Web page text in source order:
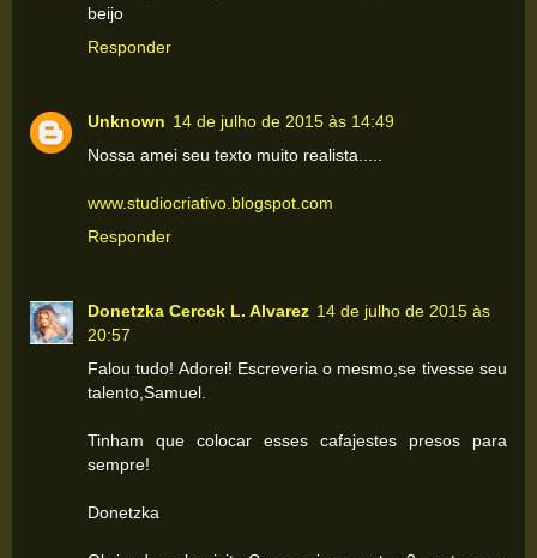
beijo
Responder
Unknown 14 de julho de 2015 às 14:49
Nossa amei seu texto muito realista.....
www.studiocriativo.blogspot.com
Responder
Donetzka Cercck L. Alvarez 14 de julho de 2015 às
20:57
Falou tudo! Adorei! Escreveria o mesmo,se tivesse seu
talento,Samuel.
Tinham que colocar esses cafajestes presos para
sempre!
Donetzka